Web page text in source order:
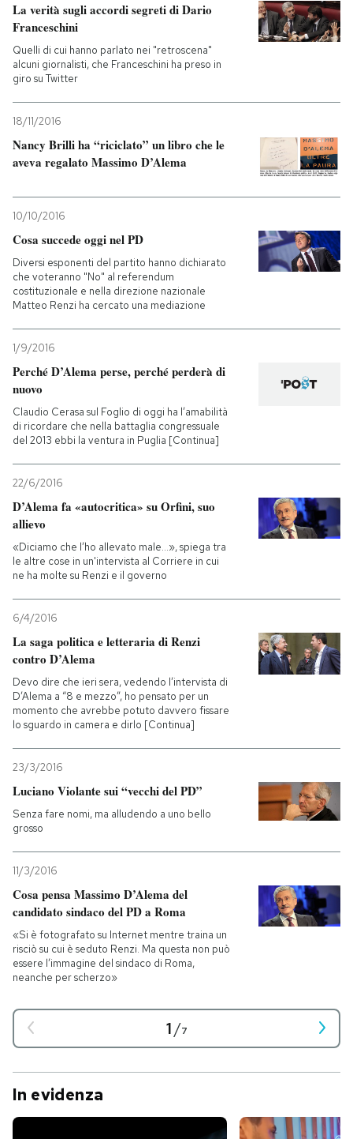
La verità sugli accordi segreti di Dario
Franceschini
Quelli di cui hanno parlato nei "retroscena"
alcuni giornalisti, che Franceschini ha preso in
giro su Twitter
18/11/2016
Nancy Brilli ha “riciclato” un libro che le
aveva regalato Massimo D’Alema
10/10/2016
Cosa succede oggi nel PD
Diversi esponenti del partito hanno dichiarato
che voteranno "No" al referendum
costituzionale e nella direzione nazionale
Matteo Renzi ha cercato una mediazione
1/9/2016
Perché D’Alema perse, perché perderà di
nuovo
Claudio Cerasa sul Foglio di oggi ha l’amabilità
di ricordare che nella battaglia congressuale
del 2013 ebbi la ventura in Puglia [Continua]
22/6/2016
D’Alema fa «autocritica» su Orfini, suo
allievo
«Diciamo che l’ho allevato male...», spiega tra
le altre cose in un'intervista al Corriere in cui
ne ha molte su Renzi e il governo
6/4/2016
La saga politica e letteraria di Renzi
contro D’Alema
Devo dire che ieri sera, vedendo l’intervista di
D’Alema a “8 e mezzo”, ho pensato per un
momento che avrebbe potuto davvero fissare
lo sguardo in camera e dirlo [Continua]
23/3/2016
Luciano Violante sui “vecchi del PD”
Senza fare nomi, ma alludendo a uno bello
grosso
11/3/2016
Cosa pensa Massimo D’Alema del
candidato sindaco del PD a Roma
«Si è fotografato su Internet mentre traina un
risciò su cui è seduto Renzi. Ma questa non può
essere l’immagine del sindaco di Roma,
neanche per scherzo»
1/7
In evidenza